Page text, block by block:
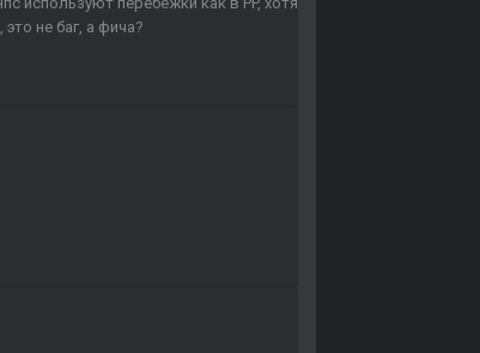
не баг, а фича?